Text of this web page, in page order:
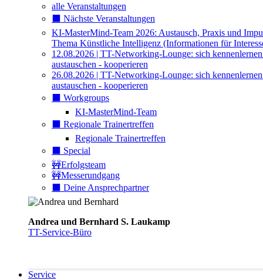
alle Veranstaltungen
⬛️ Nächste Veranstaltungen
KI-MasterMind-Team 2026: Austausch, Praxis und
Thema Künstliche Intelligenz (Informationen für
12.08.2026 | TT-Networking-Lounge: sich
austauschen - kooperieren
26.08.2026 | TT-Networking-Lounge: sich
austauschen - kooperieren
⬛️ Workgroups
KI-MasterMind-Team
⬛️ Regionale Trainertreffen
Regionale Trainertreffen
⬛️ Special
🚧Erfolgsteam
🚧Messerundgang
⬛️ Deine Ansprechpartner
Andrea und Bernhard S. Laukamp
TT-Service-Büro
Service